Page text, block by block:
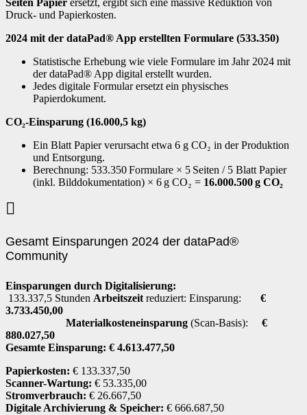
Seiten Papier ersetzt, ergibt sich eine massive Reduktion von
Druck- und Papierkosten.
2024 mit der dataPad® App erstellten Formulare (533.350)
Statistische Erhebung wie viele Formulare im Jahr 2024 mit
der dataPad® App digital erstellt wurden.
Jedes digitale Formular ersetzt ein physisches
Papierdokument.
CO₂-Einsparung (16.000,5 kg)
Ein Blatt Papier verursacht etwa 6 g CO₂ in der Produktion
und Entsorgung.
Berechnung: 533.350Formulare × 5 Seiten / 5 Blatt Papier
(inkl. Bilddokumentation) × 6 g CO₂ = 16.000.500g CO₂
Gesamt Einsparungen 2024 der dataPad®
Community
Einsparungen durch Digitalisierung:
133.337,5 Stunden Arbeitszeit reduziert: Einsparung: €
3.733.450,00
Materialkosteneinsparung (Scan-Basis): €
880.027,50
Gesamte Einsparung: € 4.613.477,50
Papierkosten: € 133.337,50
Scanner-Wartung: € 53.335,00
Stromverbrauch: € 26.667,50
Digitale Archivierung & Speicher: € 666.687,50